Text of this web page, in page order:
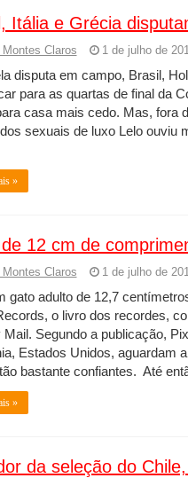
Itália e Grécia
Claros 1 de julho de
disputa em campo, Brasil,
para as quartas de final da
casa mais cedo. Mas, fora
sexuais de luxo Lelo ouviu
»
12 cm de
Claros 1 de julho de
gato adulto de 12,7
o livro dos recordes,
Mail. Segundo a publicação,
Estados Unidos, aguardam
bastante confiantes. Até
»
da seleção do